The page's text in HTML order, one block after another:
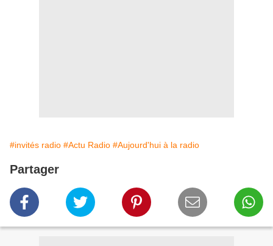
#invités radio #Actu Radio #Aujourd'hui à la radio
Partager